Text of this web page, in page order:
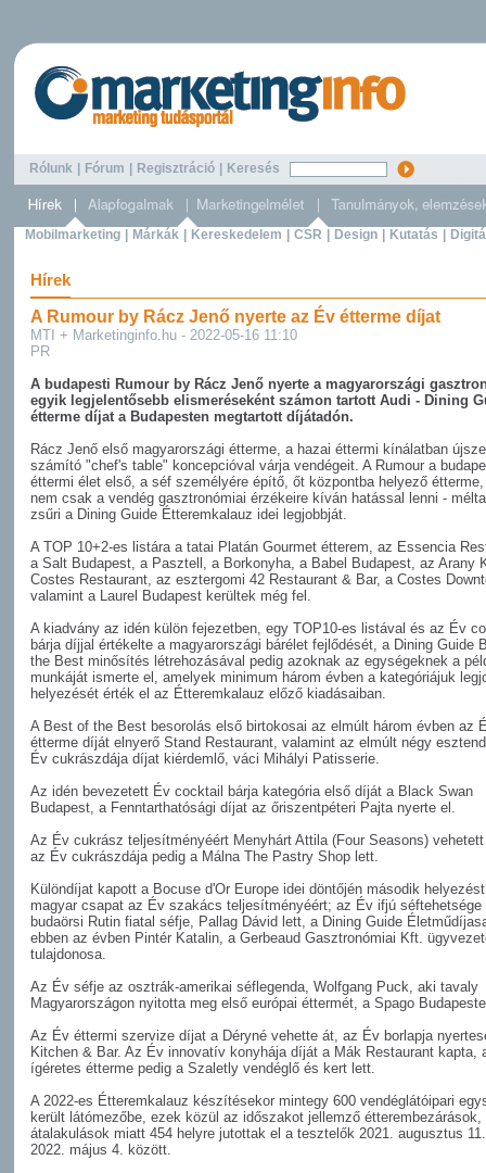
Rólunk Fórum Regisztráció Keresés
Mobilmarketing Márkák Kereskedelem CSR Design Kutatás
Hírek
A Rumour by Rácz Jenő nyerte az Év étterme díjat
MTI + Marketinginfo.hu - 2022-05-16 11:10
PR
A budapesti Rumour by Rácz Jenő nyerte a magyarországi
egyik legjelentősebb elismeréseként számon tartott Audi - Dining
étterme díjat a Budapesten megtartott díjátadón.
Rácz Jenő első magyarországi étterme, a hazai éttermi kínálatban
számító "chef's table" koncepcióval várja vendégeit. A Rumour a
éttermi élet első, a séf személyére építő, őt központba helyező
nem csak a vendég gasztronómiai érzékeire kíván hatással lenni -
zsűri a Dining Guide Étteremkalauz idei legjobbját.
A TOP 10+2-es listára a tatai Platán Gourmet étterem, az Essencia
a Salt Budapest, a Pasztell, a Borkonyha, a Babel Budapest, az Arany
Costes Restaurant, az esztergomi 42 Restaurant & Bar, a Costes
valamint a Laurel Budapest kerültek még fel.
A kiadvány az idén külön fejezetben, egy TOP10-es listával és az Év
bárja díjjal értékelte a magyarországi bárélet fejlődését, a Dining Guide
the Best minősítés létrehozásával pedig azoknak az egységeknek a
munkáját ismerte el, amelyek minimum három évben a kategóriájuk
helyezését érték el az Étteremkalauz előző kiadásaiban.
A Best of the Best besorolás első birtokosai az elmúlt három évben az
étterme díját elnyerő Stand Restaurant, valamint az elmúlt négy
Év cukrászdája díjat kiérdemlő, váci Mihályi Patisserie.
Az idén bevezetett Év cocktail bárja kategória első díját a Black Swan
Budapest, a Fenntarthatósági díjat az őriszentpéteri Pajta nyerte el.
Az Év cukrász teljesítményéért Menyhárt Attila (Four Seasons)
az Év cukrászdája pedig a Málna The Pastry Shop lett.
Különdíjat kapott a Bocuse d'Or Europe idei döntőjén második
magyar csapat az Év szakács teljesítményéért; az Év ifjú séftehetsége
budaörsi Rutin fiatal séfje, Pallag Dávid lett, a Dining Guide
ebben az évben Pintér Katalin, a Gerbeaud Gasztronómiai Kft.
tulajdonosa.
Az Év séfje az osztrák-amerikai séflegenda, Wolfgang Puck, aki tavaly
Magyarországon nyitotta meg első európai éttermét, a Spago
Az Év éttermi szervize díjat a Déryné vehette át, az Év borlapja
Kitchen & Bar. Az Év innovatív konyhája díját a Mák Restaurant kapta,
ígéretes étterme pedig a Szaletly vendéglő és kert lett.
A 2022-es Étteremkalauz készítésekor mintegy 600 vendéglátóipari
került látómezőbe, ezek közül az időszakot jellemző étterembezárások,
átalakulások miatt 454 helyre jutottak el a tesztelők 2021. augusztus
2022. május 4. között.